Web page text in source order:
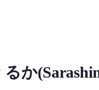
スモデルの試聴、モデル
か